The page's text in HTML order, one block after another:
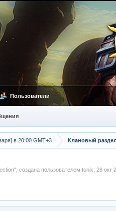
в 20:00 GMT+3 Клановый
", создана пользователем tonik 28 окт
Пользователи